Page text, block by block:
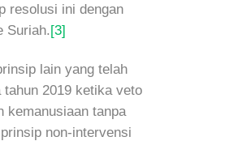
resolusi ini dengan
Suriah.[3]
lain yang telah
2019 ketika veto
kemanusiaan tanpa
non-intervensi